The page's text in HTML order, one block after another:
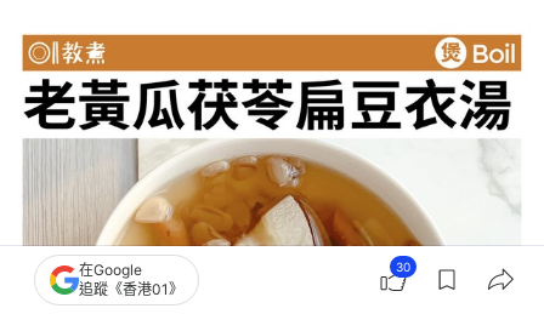
在Google
追蹤《香港01》
30